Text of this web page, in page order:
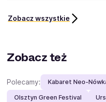
Zobacz wszystkie
Zobacz też
Polecamy: Kabaret Neo-
Olsztyn Green Festival